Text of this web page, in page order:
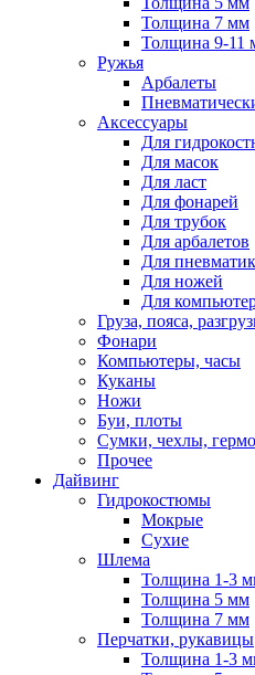
Толщина 7 мм
Толщина 9-11
Ружья
Арбалеты
Аксессуары
Для
Для масок
Для ласт
Для фонарей
Для трубок
Для арбалетов
Для
Для ножей
Для
Груза, пояса,
Фонари
Компьютеры, часы
Куканы
Ножи
Буи, плоты
Сумки, чехлы,
Прочее
Дайвинг
Гидрокостюмы
Мокрые
Сухие
Шлема
Толщина 1-3
Толщина 5 мм
Толщина 7 мм
Перчатки, рукавицы
Толщина 1-3